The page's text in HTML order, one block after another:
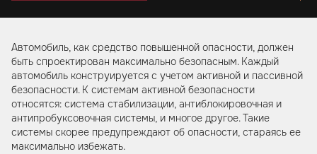
Автомобиль, как средство повышенной опасности, должен
быть спроектирован максимально безопасным. Каждый
автомобиль конструируется с учетом активной и пассивной
безопасности. К системам активной безопасности
относятся: система стабилизации, антиблокировочная и
антипробуксовочная системы, и многое другое. Такие
системы скорее предупреждают об опасности, стараясь ее
максимально избежать.